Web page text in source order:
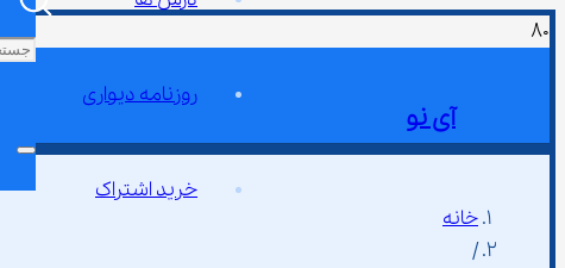
آی نو
روزنامه دیواری
خرید اشتراک
خانه
/